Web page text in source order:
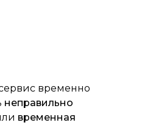
временно
неправильно
временная